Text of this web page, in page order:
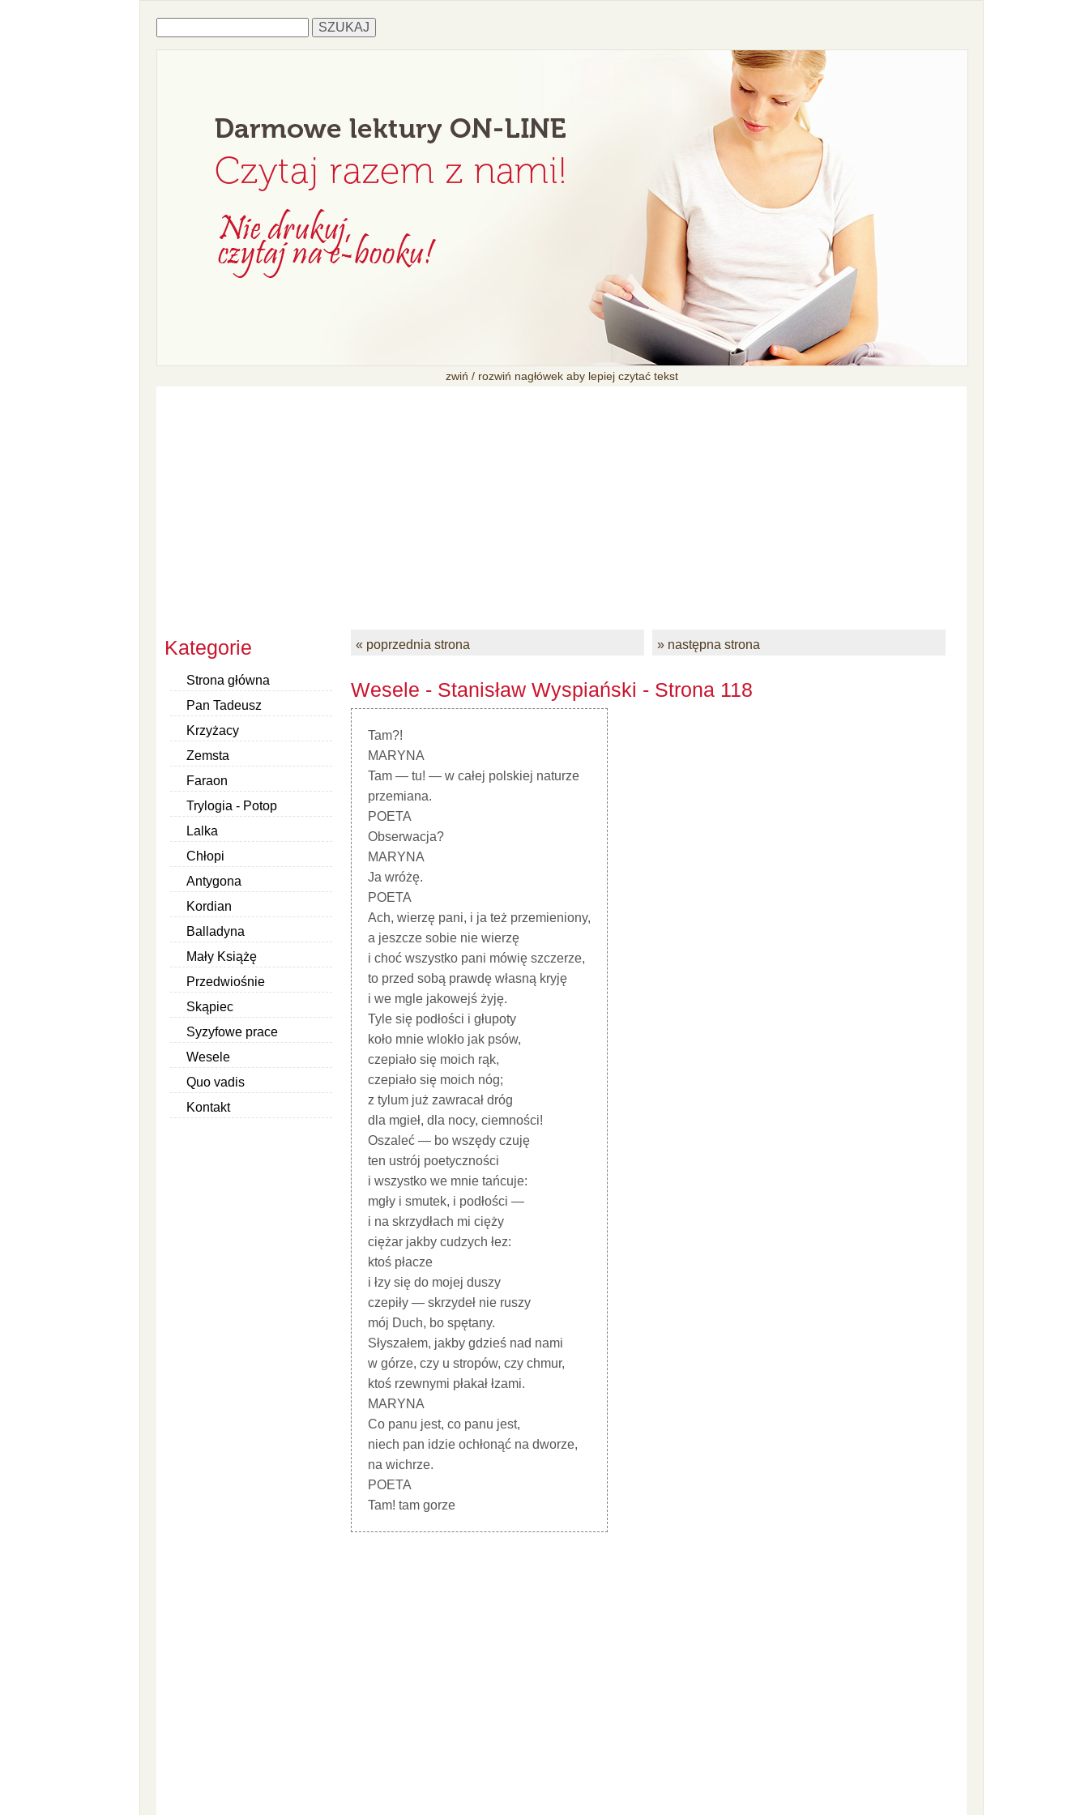
zwiń / rozwiń nagłówek aby lepiej czytać tekst
Kategorie
Strona główna
Pan Tadeusz
Krzyżacy
Zemsta
Faraon
Trylogia - Potop
Lalka
Chłopi
Antygona
Kordian
Balladyna
Mały Książę
Przedwiośnie
Skąpiec
Syzyfowe prace
Wesele
Quo vadis
Kontakt
« poprzednia strona » następna strona
Wesele - Stanisław Wyspiański - Strona 118
Tam?!
MARYNA
Tam — tu! — w całej polskiej naturze
przemiana.
POETA
Obserwacja?
MARYNA
Ja wróżę.
POETA
Ach, wierzę pani, i ja też przemieniony,
a jeszcze sobie nie wierzę
i choć wszystko pani mówię szczerze,
to przed sobą prawdę własną kryję
i we mgle jakowejś żyję.
Tyle się podłości i głupoty
koło mnie wlokło jak psów,
czepiało się moich rąk,
czepiało się moich nóg;
z tylum już zawracał dróg
dla mgieł, dla nocy, ciemności!
Oszaleć — bo wszędy czuję
ten ustrój poetyczności
i wszystko we mnie tańcuje:
mgły i smutek, i podłości —
i na skrzydłach mi cięży
ciężar jakby cudzych łez:
ktoś płacze
i łzy się do mojej duszy
czepiły — skrzydeł nie ruszy
mój Duch, bo spętany.
Słyszałem, jakby gdzieś nad nami
w górze, czy u stropów, czy chmur,
ktoś rzewnymi płakał łzami.
MARYNA
Co panu jest, co panu jest,
niech pan idzie ochłonąć na dworze,
na wichrze.
POETA
Tam! tam gorze